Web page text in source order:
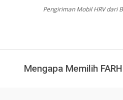
Pengiriman Mobil HRV dari
Mengapa Memilih